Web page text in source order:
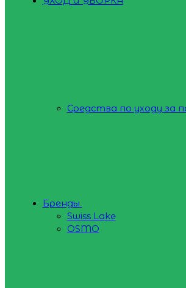
Средства по уходу за
Бренды
Swiss Lake
OSMO